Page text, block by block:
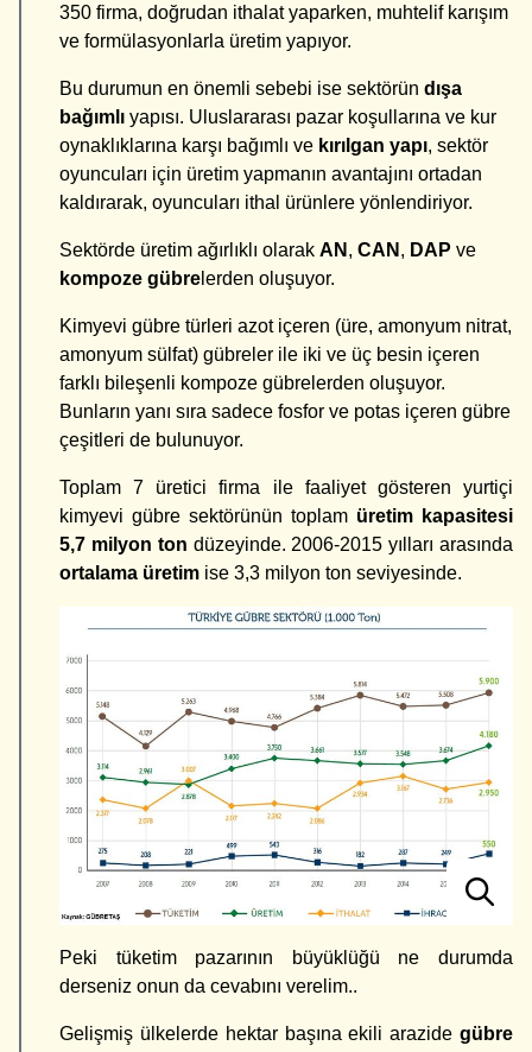
350 firma, doğrudan ithalat yaparken, muhtelif karışım
ve formülasyonlarla üretim yapıyor.
Bu durumun en önemli sebebi ise sektörün dışa
bağımlı yapısı. Uluslararası pazar koşullarına ve kur
oynaklıklarına karşı bağımlı ve kırılgan yapı, sektör
oyuncuları için üretim yapmanın avantajını ortadan
kaldırarak, oyuncuları ithal ürünlere yönlendiriyor.
Sektörde üretim ağırlıklı olarak AN , CAN , DAP ve
kompoze gübre lerden oluşuyor.
Kimyevi gübre türleri azot içeren (üre, amonyum nitrat,
amon­yum sülfat) gübreler ile iki ve üç besin içeren
farklı bileşenli kompoze gübrelerden oluşuyor.
Bunların yanı sıra sadece fosfor ve potas içeren gübre
çeşitleri de bulunuyor.
Toplam 7 üretici firma ile faaliyet gösteren yurtiçi
kimyevi gübre sektörünün toplam üretim kapasitesi
5,7 milyon ton düzeyinde. 2006-2015 yılları arasında
ortalama üretim ise 3,3 milyon ton seviyesinde.
Peki tüketim pazarının büyüklüğü ne durumda
derseniz onun da cevabını verelim..
Gelişmiş ülkelerde hektar başına ekili arazide gübre